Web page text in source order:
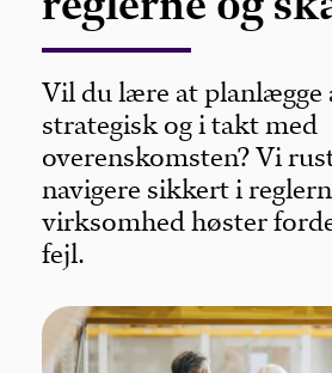
Vil du lære at planlægge
strategisk og i takt med
overenskomsten? Vi
navigere sikkert i
virksomhed høster
fejl.